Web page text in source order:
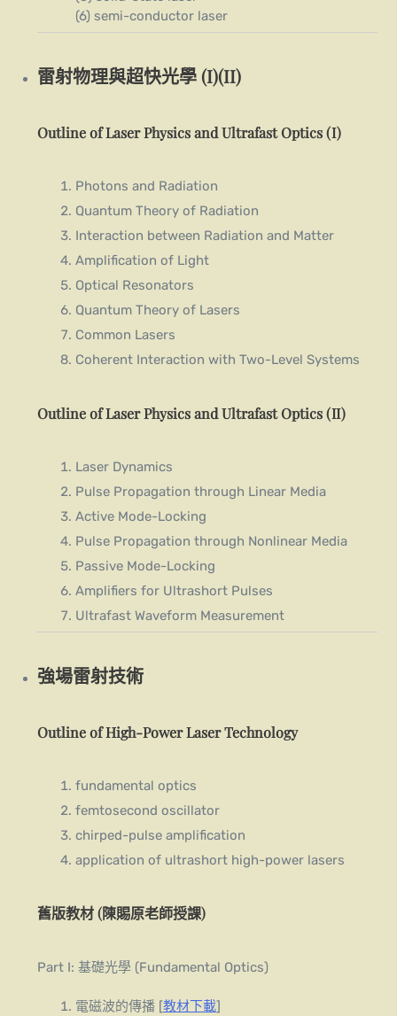
(6) semi-conductor laser
雷射物理與超快光學 (I)(II)
Outline of Laser Physics and Ultrafast Optics (I)
Photons and Radiation
Quantum Theory of Radiation
Interaction between Radiation and Matter
Amplification of Light
Optical Resonators
Quantum Theory of Lasers
Common Lasers
Coherent Interaction with Two-Level Systems
Outline of Laser Physics and Ultrafast Optics (II)
Laser Dynamics
Pulse Propagation through Linear Media
Active Mode-Locking
Pulse Propagation through Nonlinear Media
Passive Mode-Locking
Amplifiers for Ultrashort Pulses
Ultrafast Waveform Measurement
強場雷射技術
Outline of High-Power Laser Technology
fundamental optics
femtosecond oscillator
chirped-pulse amplification
application of ultrashort high-power lasers
舊版教材 (陳賜原老師授課)
Part I: 基礎光學 (Fundamental Optics)
電磁波的傳播 [教材下載]